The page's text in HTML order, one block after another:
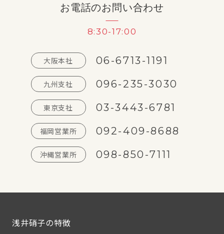
お電話のお問い合わせ
8:30-17:00
大阪本社 06-6713-1191
九州支社 096-235-3030
東京支社 03-3443-6781
福岡営業所 092-409-8688
沖縄営業所 098-850-7111
浅井硝子の特徴